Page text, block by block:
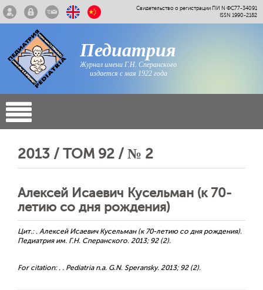
Свидетельство о регистрации ПИ N ФС77-34091
ISSN 1990-2182
Педиатрия
Журнал имени Г.Н. Сперанского
издается с мая 1922 года
2013 / ТОМ 92 / № 2
Алексей Исаевич Кусельман (к 70-
летию со дня рождения)
Цит.: . Алексей Исаевич Кусельман (к 70-летию со дня рождения).
Педиатрия им. Г.Н. Сперанского. 2013; 92 (2).
For citation: . . Pediatria n.a. G.N. Speransky. 2013; 92 (2).